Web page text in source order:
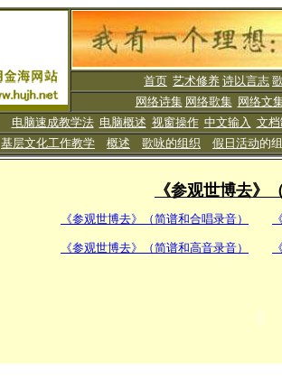
首页 艺术修养 诗以言志
网络诗集 网络歌集 网络文
电脑速成教学法 电脑概述 视窗操作 中文输入 文
基层文化工作教学
概述 歌咏的组织 假日活动的
《参观世博去》
《参观世博去》（简谱和合唱录音）
《参观世博去》（简谱和高音录音）